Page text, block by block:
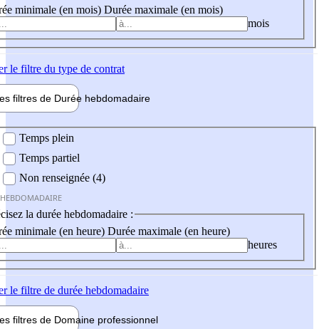
minimale (en mois) Durée maximale (en mois)
mois
le filtre du type de contrat
filtres de Durée hebdomadaire
Temps plein
Temps partiel
Non renseignée (4)
la durée hebdomadaire :
minimale (en heure) Durée maximale (en heure)
heures
le filtre de durée hebdomadaire
filtres de Domaine professionnel